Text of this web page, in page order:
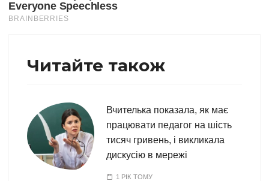
Читайте також
Вчителька показала, як має
працювати педагог на шість
тисяч гривень, і викликала
дискусію в мережі
1 РІК ТОМУ